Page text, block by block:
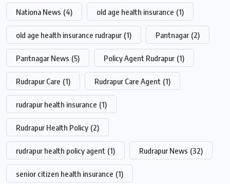
Nationa News (4) old age health insurance (1)
old age health insurance rudrapur (1) Pantnagar (2)
Pantnagar News (5) Policy Agent Rudrapur (1)
Rudrapur Care (1) Rudrapur Care Agent (1)
rudrapur health insurance (1)
Rudrapur Health Policy (2)
rudrapur health policy agent (1) Rudrapur News (32)
senior citizen health insurance (1)